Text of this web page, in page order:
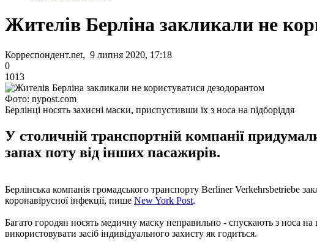
Жителів Берліна закликали не
Корреспондент.net, 9 липня 2020, 17:18
0
1013
Фото: nypost.com
Берлінці носять захисні маски, приспустивши їх з носа на підборіддя
У столичній транспортній компанії
запах поту від інших пасажирів.
Берлінська компанія громадського транспорту Berliner Verkehrsbetriebe
коронавірусної інфекції, пише New York Post.
Багато городян носять медичну маску неправильно - спускають з носа
використовувати засіб індивідуального захисту як годиться.